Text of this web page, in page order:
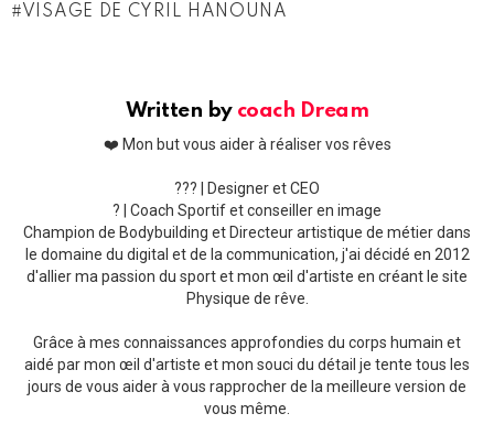
VISAGE DE CYRIL HANOUNA
Written by coach Dream
❤️ Mon but vous aider à réaliser vos rêves
??‍? | Designer et CEO
? | Coach Sportif et conseiller en image
Champion de Bodybuilding et Directeur artistique de métier dans
le domaine du digital et de la communication, j'ai décidé en 2012
d'allier ma passion du sport et mon œil d'artiste en créant le site
Physique de rêve.
Grâce à mes connaissances approfondies du corps humain et
aidé par mon œil d'artiste et mon souci du détail je tente tous les
jours de vous aider à vous rapprocher de la meilleure version de
vous même.